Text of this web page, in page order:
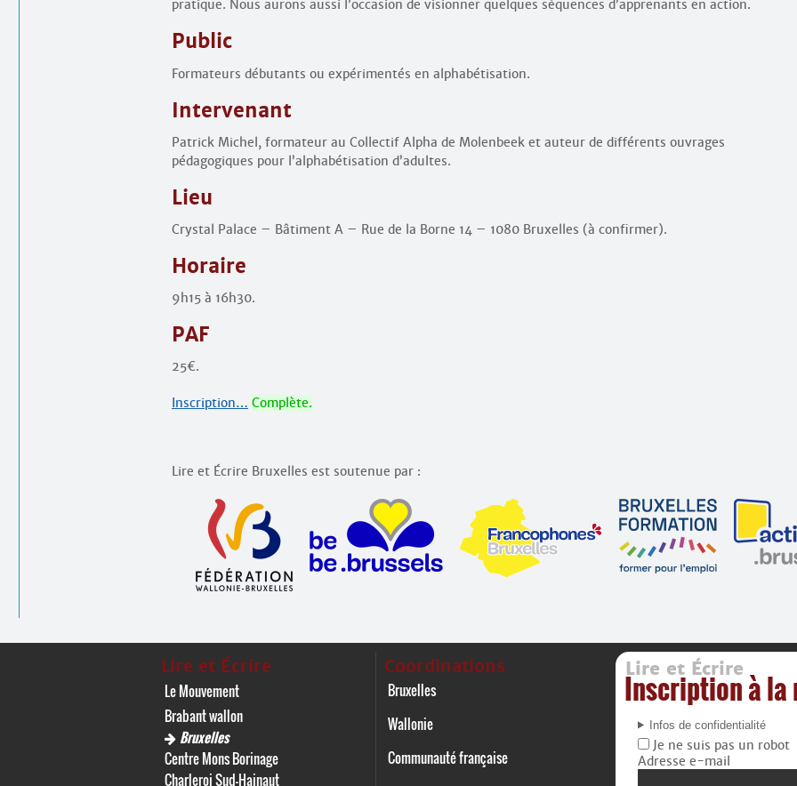
pratique. Nous aurons aussi l’occasion de visionner quelques séquences d’apprenants en action.
Public
Formateurs débutants ou expérimentés en alphabétisation.
Intervenant
Patrick Michel, formateur au Collectif Alpha de Molenbeek et auteur de différents ouvrages
pédagogiques pour l’alphabétisation d’adultes.
Lieu
Crystal Palace – Bâtiment A – Rue de la Borne 14 – 1080 Bruxelles (à confirmer).
Horaire
9h15 à 16h30.
PAF
25€.
Inscription… Complète.
Lire et Écrire Bruxelles est soutenue par :
Lire et Écrire
Le Mouvement
Brabant wallon
Bruxelles
Centre Mons Borinage
Charleroi Sud-Hainaut
Coordinations
Bruxelles
Wallonie
Communauté française
Lire et Écrire
Inscription à la
Infos de confidentialité
Je ne suis pas un robot
Adresse e-mail